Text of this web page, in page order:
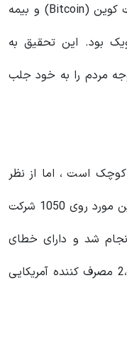
22 مارس توسط (NYDIG) در مورد بیت کوین (Bitcoin) و بیمه
بود. این تحقیق به
مردم را به خود جلب
است ، اما از نظر
آماری معتبر در نظر گرفته می شود. اولین مورد روی 1050 شرکت
بیش از 50،000 دلار انجام شد و دارای خطای
3.1 درصدی است. مورد دوم روی 2،184 مصرف کننده آمریکایی